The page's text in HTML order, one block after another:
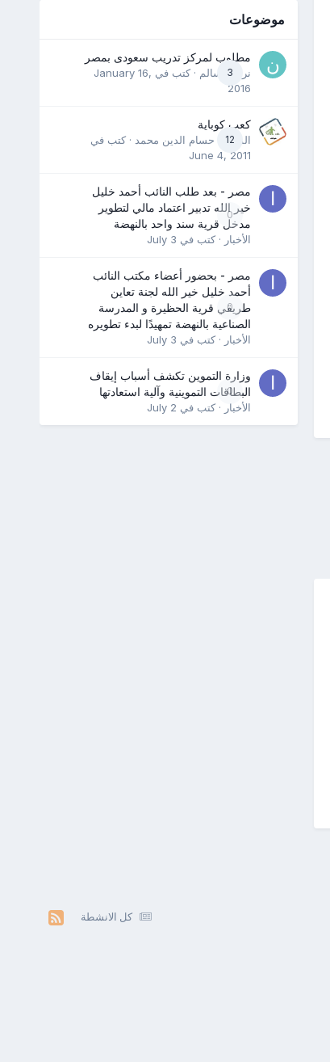
موضوعات
3
مطلوب لمركز تدريب سعودى بمصر
نرمين سالم · كتب في January 16,
2016
12
كعب كوباية
المدرب حسام الدين محمد · كتب في
June 4, 2011
0
مصر - بعد طلب النائب أحمد خليل
خير الله تدبير اعتماد مالي لتطوير
مدخل قرية سند واحد بالنهضة
الأخبار · كتب في July 3
0
مصر - بحضور أعضاء مكتب النائب
أحمد خليل خير الله لجنة تعاين
طريقي قرية الحظيرة و المدرسة
الصناعية بالنهضة تمهيدًا لبدء تطويره
الأخبار · كتب في July 3
0
وزارة التموين تكشف أسباب إيقاف
البطاقات التموينية وآلية استعادتها
الأخبار · كتب في July 2
كل الانشطة